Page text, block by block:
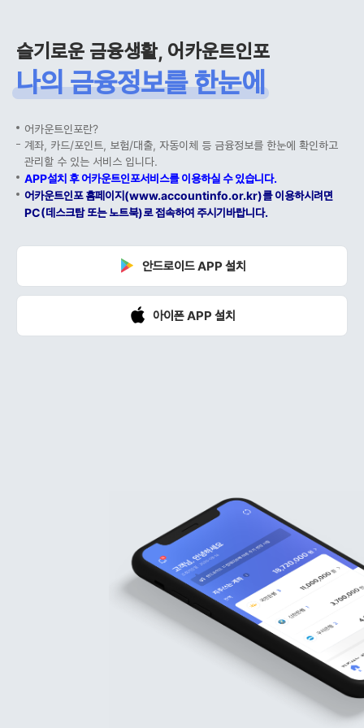
슬기로운 금융생활, 어카운트인포
나의 금융정보를 한눈에
어카운트인포란?
계좌, 카드/포인트, 보험/대출, 자동이체 등 금융정보를 한눈에 확인하고
관리할 수 있는 서비스 입니다.
APP설치 후 어카운트인포서비스를 이용하실 수 있습니다.
어카운트인포 홈페이지(www.accountinfo.or.kr)를 이용하시려면
PC(데스크탑 또는 노트북)로 접속하여 주시기바랍니다.
안드로이드 APP 설치
아이폰 APP 설치